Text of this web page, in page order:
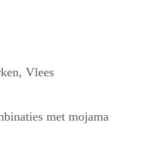
, Vlees
met mojama